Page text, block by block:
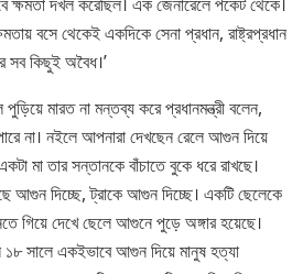
বসে থেকেই একদিকে সেনা প্রধান, রাষ্ট্রপ্রধান
সব কিছুই অবৈধ।’
মারত না মন্তব্য করে প্রধানমন্ত্রী বলেন,
না। নইলে আপনারা দেখছেন রেলে আগুন দিয়ে
মা তার সন্তানকে বাঁচাতে বুকে ধরে রাখছে।
আগুন দিচ্ছে, ট্রাকে আগুন দিচ্ছে। একটি ছেলেকে
গিয়ে দেখে ছেলে আগুনে পুড়ে অঙ্গার হয়েছে।
সালে একইভাবে আগুন দিয়ে মানুষ হত্যা